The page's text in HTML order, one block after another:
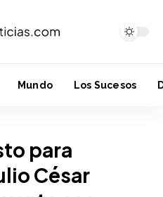
Mundo Los Sucesos
para
César